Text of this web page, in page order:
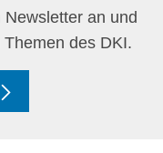
an und
des DKI.